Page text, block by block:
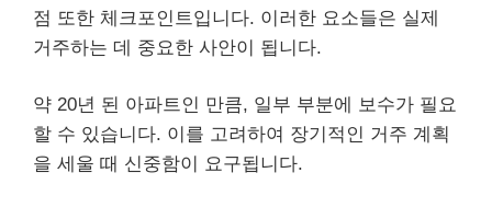
점 또한 체크포인트입니다. 이러한 요소들은 실제
거주하는 데 중요한 사안이 됩니다.
약 20년 된 아파트인 만큼, 일부 부분에 보수가 필요
할 수 있습니다. 이를 고려하여 장기적인 거주 계획
을 세울 때 신중함이 요구됩니다.